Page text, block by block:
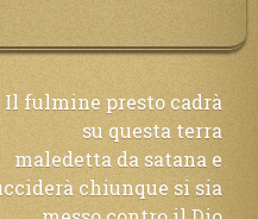
Il fulmine presto cadrà
su questa terra
maledetta da satana e
chiunque si sia